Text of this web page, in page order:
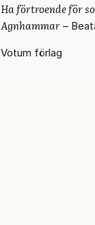
Ha förtroende för
Agnhammar–
Votum förlag